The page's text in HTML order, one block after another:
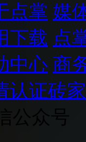
点掌 媒
下载 点
中心 商
认证砖家